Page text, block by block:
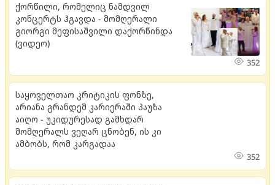
ქორწილი, რომელიც ნამდვილ
კონცერტს ჰგავდა - მომღერალი
გიორგი მეფისაშვილი დაქორწინდა
(ვიდეო)
352
საყოველთაო კრიტიკის ფონზე,
არიანა გრანდემ კარიერაში პაუზა
აიღო - უკიდურესად გამხდარ
მომღერალს ვეღარ ცნობენ, ის კი
ამბობს, რომ კარგადაა
352